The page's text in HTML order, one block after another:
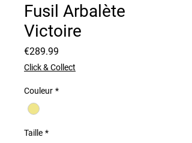
Fusil Arbalète
Victoire
€289.99
Click & Collect
Couleur *
Taille *